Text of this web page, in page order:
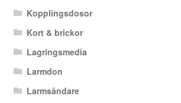
Kopplingsdosor
Kort & brickor
Lagringsmedia
Larmdon
Larmsändare